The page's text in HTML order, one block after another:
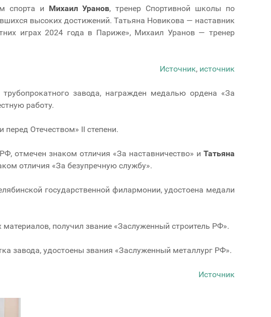
спорта и Михаил Уранов, тренер Спортивной школы по
высоких достижений. Татьяна Новикова — наставник
играх 2024 года в Париже», Михаил Уранов — тренер
Источник, источник
завода, награжден медалью ордена «За
работу.
Отечеством» II степени.
отмечен знаком отличия «За наставничество» иТатьяна
отличия «За безупречную службу».
государственной филармонии, удостоена медали
материалов, получил звание «Заслуженный строитель РФ».
завода, удостоены звания «Заслуженный металлург РФ».
Источник